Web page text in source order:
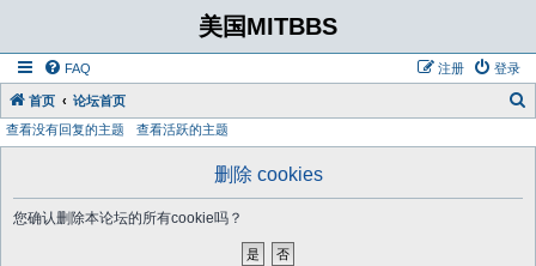
美国MITBBS
FAQ 登录
注册
首页 论坛首页
查看没有回复的主题 查看活跃的主题
删除 cookies
您确认删除本论坛的所有cookie吗？